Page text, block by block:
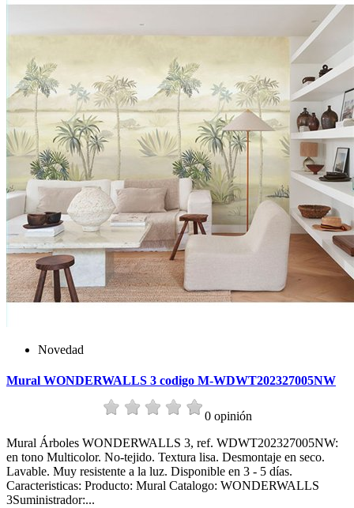
Novedad
Mural WONDERWALLS 3 codigo M-WDWT202327005NW
0 opinión
Mural Árboles WONDERWALLS 3, ref. WDWT202327005NW:
en tono Multicolor. No-tejido. Textura lisa. Desmontaje en seco.
Lavable. Muy resistente a la luz. Disponible en 3 - 5 días.
Caracteristicas: Producto: Mural Catalogo: WONDERWALLS
3Suministrador:...